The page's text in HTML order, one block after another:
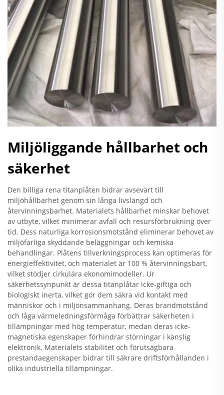
Miljöliggande hållbarhet och
säkerhet
Den billiga rena titanplåten bidrar avsevärt till
miljöhållbarhet genom sin långa livslängd och
återvinningsbarhet. Materialets hållbarhet minskar behovet
av utbyte, vilket minimerar avfall och resursförbrukning över
tid. Dess naturliga korrosionsmotstånd eliminerar behovet av
miljöfarliga skyddande beläggningar och kemiska
behandlingar. Plåtens tillverkningsprocess kan optimeras för
energieffektivitet, och materialet är 100 % återvinningsbart,
vilket stödjer cirkulära ekonomimodeller. Ur
säkerhetssynpunkt är dessa titanplåtar icke-giftiga och
biologiskt inerta, vilket gör dem säkra vid kontakt med
människor och i miljönsammanhang. Deras brandmotstånd
och låga värmeledningsförmåga förbättrar säkerheten i
tillämpningar med hög temperatur, medan deras icke-
magnetiska egenskaper förhindrar störningar i känslig
elektronik. Materialets stabilitet och förutsägbara
prestandaegenskaper bidrar till säkrare driftsförhållanden i
olika industriella tillämpningar.